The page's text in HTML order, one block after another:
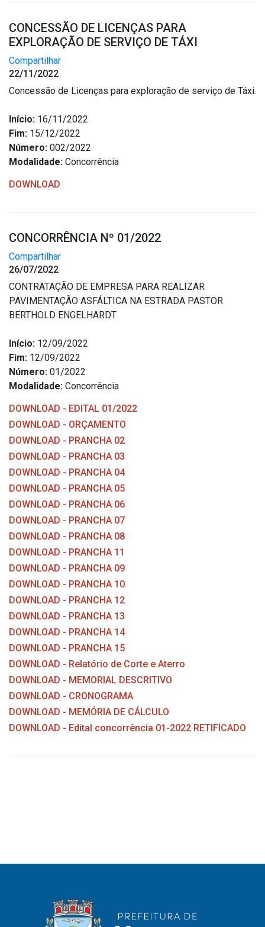
CONCESSÃO DE LICENÇAS PARA
EXPLORAÇÃO DE SERVIÇO DE TÁXI
Compartilhar
22/11/2022
Concessão de Licenças para exploração de serviço de Táxi.
Início: 16/11/2022
Fim: 15/12/2022
Número: 002/2022
Modalidade: Concorrência
DOWNLOAD
CONCORRÊNCIA Nº 01/2022
Compartilhar
26/07/2022
CONTRATAÇÃO DE EMPRESA PARA REALIZAR
PAVIMENTAÇÃO ASFÁLTICA NA ESTRADA PASTOR
BERTHOLD ENGELHARDT
Início: 12/09/2022
Fim: 12/09/2022
Número: 01/2022
Modalidade: Concorrência
DOWNLOAD - EDITAL 01/2022
DOWNLOAD - ORÇAMENTO
DOWNLOAD - PRANCHA 02
DOWNLOAD - PRANCHA 03
DOWNLOAD - PRANCHA 04
DOWNLOAD - PRANCHA 05
DOWNLOAD - PRANCHA 06
DOWNLOAD - PRANCHA 07
DOWNLOAD - PRANCHA 08
DOWNLOAD - PRANCHA 11
DOWNLOAD - PRANCHA 09
DOWNLOAD - PRANCHA 10
DOWNLOAD - PRANCHA 12
DOWNLOAD - PRANCHA 13
DOWNLOAD - PRANCHA 14
DOWNLOAD - PRANCHA 15
DOWNLOAD - Relatório de Corte e Aterro
DOWNLOAD - MEMORIAL DESCRITIVO
DOWNLOAD - CRONOGRAMA
DOWNLOAD - MEMÓRIA DE CÁLCULO
DOWNLOAD - Edital concorrência 01-2022 RETIFICADO